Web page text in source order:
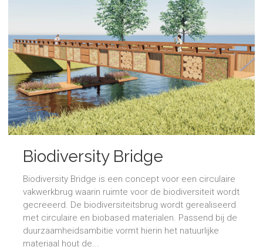
Biodiversity Bridge
Biodiversity Bridge is een concept voor een circulaire
vakwerkbrug waarin ruimte voor de biodiversiteit wordt
gecreeerd. De biodiversiteitsbrug wordt gerealiseerd
met circulaire en biobased materialen. Passend bij de
duurzaamheidsambitie vormt hierin het natuurlijke
materiaal hout de...